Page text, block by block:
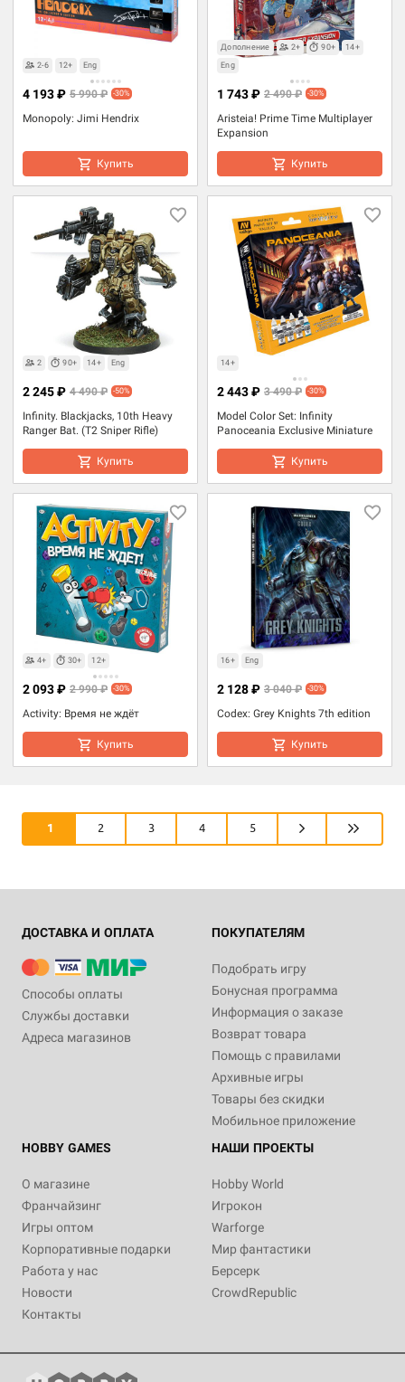
2-6 12+ Eng
Monopoly: Jimi Hendrix
4 193 ₽ 5 990 ₽ -30%
Купить
Дополнение 2+ 90+
14+
Eng
Aristeia! Prime Time Multiplayer
Expansion
1 743 ₽ 2 490 ₽ -30%
Купить
2 90+ 14+ Eng
Infinity. Blackjacks, 10th Heavy
Ranger Bat. (T2 Sniper Rifle)
2 245 ₽ 4 490 ₽ -50%
Купить
14+
Model Color Set: Infinity
Panoceania Exclusive Miniature
2 443 ₽ 3 490 ₽ -30%
Купить
4+ 30+ 12+
Activity: Время не ждёт
2 093 ₽ 2 990 ₽ -30%
Купить
16+ Eng
Codex: Grey Knights 7th edition
2 128 ₽ 3 040 ₽ -30%
Купить
1 2 3 4 5
ДОСТАВКА И ОПЛАТА
Способы оплаты
Службы доставки
Адреса магазинов
ПОКУПАТЕЛЯМ
Подобрать игру
Бонусная программа
Информация о заказе
Возврат товара
Помощь с правилами
Архивные игры
Товары без скидки
Мобильное приложение
HOBBY GAMES
О магазине
Франчайзинг
Игры оптом
Корпоративные подарки
Работа у нас
Новости
Контакты
НАШИ ПРОЕКТЫ
Hobby World
Игрокон
Warforge
Мир фантастики
Берсерк
CrowdRepublic